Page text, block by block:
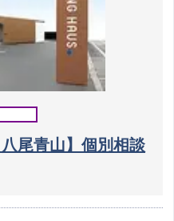
尾青山】個別相談